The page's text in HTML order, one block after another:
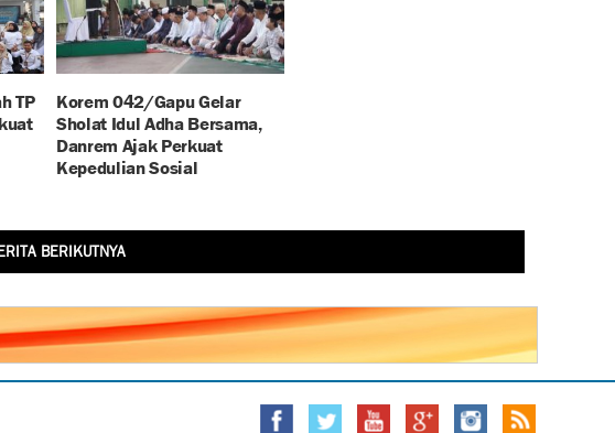
TP
Korem 042/Gapu Gelar
Sholat Idul Adha Bersama,
Danrem Ajak Perkuat
Kepedulian Sosial
BERIKUTNYA